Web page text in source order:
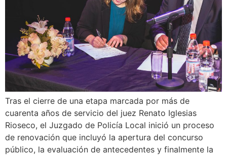
Tras el cierre de una etapa marcada por más de
cuarenta años de servicio del juez Renato Iglesias
Rioseco, el Juzgado de Policía Local inició un proceso
de renovación que incluyó la apertura del concurso
público, la evaluación de antecedentes y finalmente la